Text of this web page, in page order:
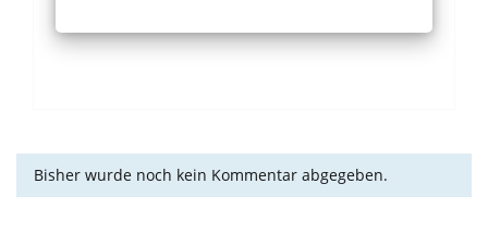
Bisher wurde noch kein Kommentar abgegeben.